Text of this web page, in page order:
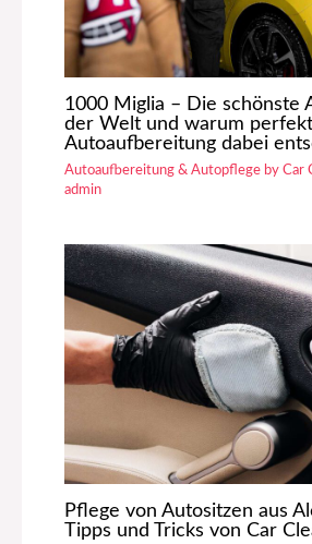
1000 Miglia – Die schönste
der Welt und warum
Autoaufbereitung dabei
Autoaufbereitung & Autopflege by Car
admin
Pflege von Autositzen aus
Tipps und Tricks von Car